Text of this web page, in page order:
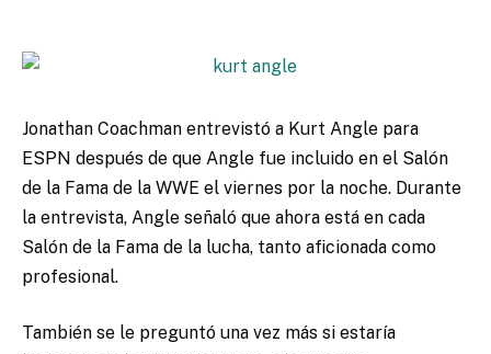
Jonathan Coachman entrevistó a Kurt Angle para
ESPN después de que Angle fue incluido en el Salón
de la Fama de la WWE el viernes por la noche. Durante
la entrevista, Angle señaló que ahora está en cada
Salón de la Fama de la lucha, tanto aficionada como
profesional.
También se le preguntó una vez más si estaría